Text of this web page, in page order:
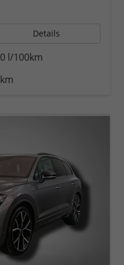
Details
l/100km